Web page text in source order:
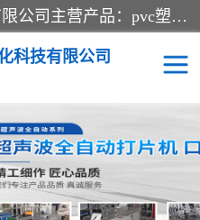
常州联宇机电自动化科技有限公司主营产品：pvc塑料焊机、高频热合机、软膜天花压边机、服装布料凹凸压花机、布料3d压印设备、服装植胶设备、超声波布料花边机、无纺布热合机、全自动压花机。
科技有限公司
超声波热合机
超声波花边机